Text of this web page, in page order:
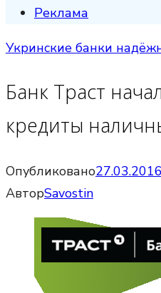
Реклама
Укринские банки
Банк Траст
кредиты
Опубликовано27.03.2016
АвторSavostin